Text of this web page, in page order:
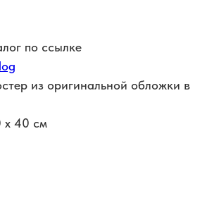
по ссылке
из оригинальной обложки в
x 40 см